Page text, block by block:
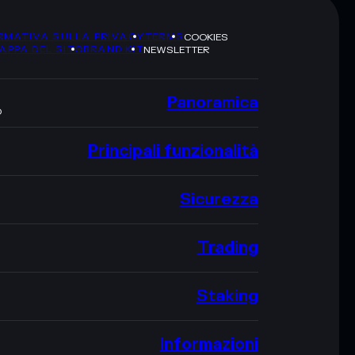
SULLA PRIVACYTERMSCOOKIES
DEL SITOBRAND KITNEWSLETTER
Panoramica
Principali funzionalità
Sicurezza
Trading
Staking
Informazioni